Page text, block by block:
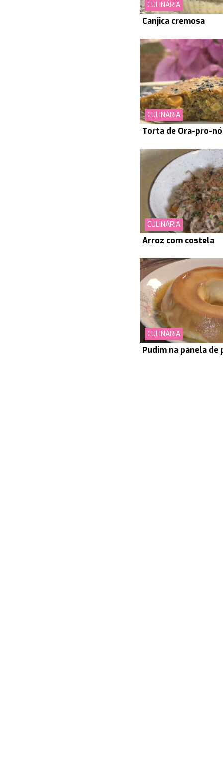
CULINÁRIA
Canjica cremosa
CULINÁRIA
Torta de Ora-pro-
CULINÁRIA
Arroz com costela
CULINÁRIA
Pudim na panela de